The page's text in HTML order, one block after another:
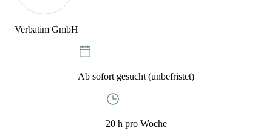
Verbatim GmbH
Ab sofort gesucht (unbefristet)
20 h pro Woche